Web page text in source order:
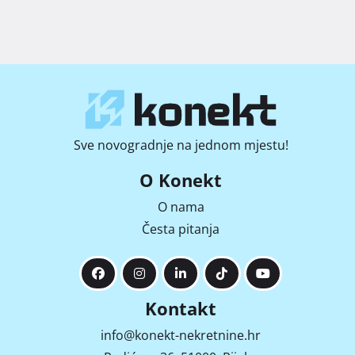
Sve novogradnje na jednom mjestu!
O Konekt
O nama
Česta pitanja
Kontakt
info@konekt-nekretnine.hr